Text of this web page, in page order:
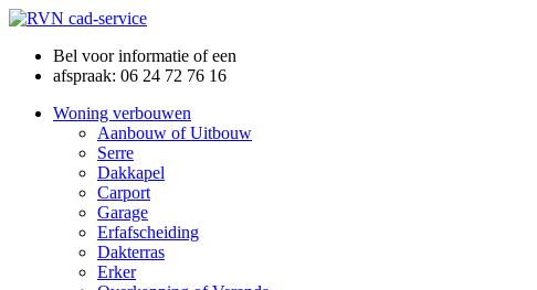
Bel voor informatie of een
afspraak: 06 24 72 76 16
Woning verbouwen
Aanbouw of Uitbouw
Serre
Dakkapel
Carport
Garage
Erfafscheiding
Dakterras
Erker